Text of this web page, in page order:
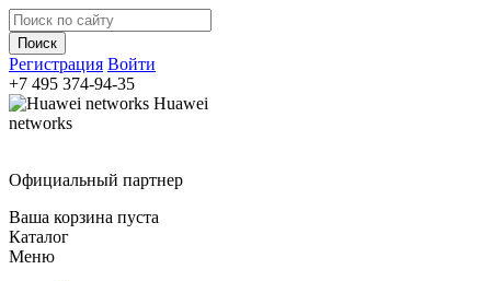
Регистрация Войти
+7 495 374-94-35
Huawei
networks
Официальный партнер
Ваша корзина пуста
Каталог
Меню